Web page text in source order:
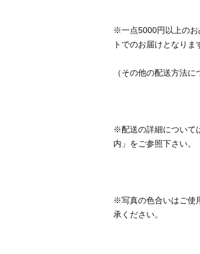
※一点5000円以上のお
※配送の詳細について
※写真の色合いはご使